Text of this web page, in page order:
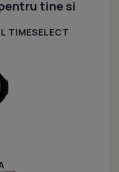
tine si
TIMESELECT